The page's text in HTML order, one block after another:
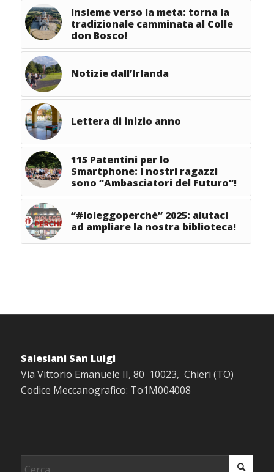
Insieme verso la meta: torna la
tradizionale camminata al Colle
don Bosco!
Notizie dall’Irlanda
Lettera di inizio anno
115 Patentini per lo
Smartphone: i nostri ragazzi
sono “Ambasciatori del Futuro”!
“#Ioleggoperchè” 2025: aiutaci
ad ampliare la nostra biblioteca!
Salesiani San Luigi
Via Vittorio Emanuele II, 80 10023, Chieri (TO)
Codice Meccanografico: To1M004008